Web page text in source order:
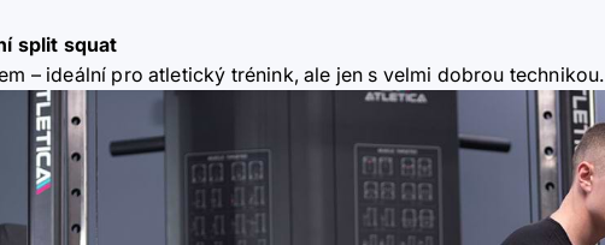
split squat
– ideální pro atletický trénink, ale jen s velmi dobrou technikou.